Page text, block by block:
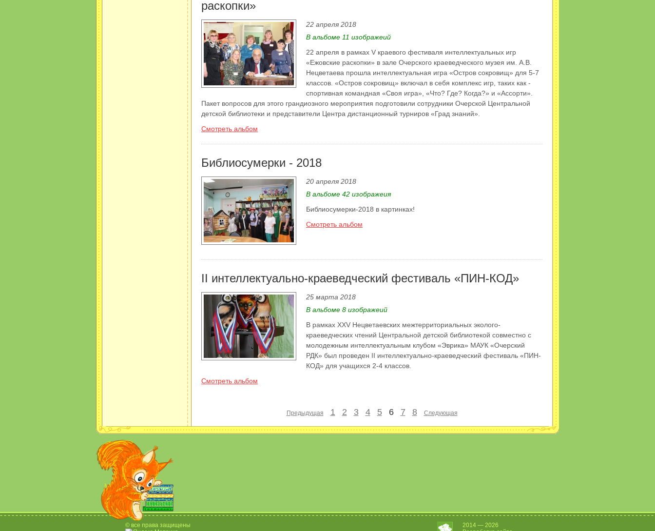
раскопки»
22 апреля 2018
В альбоме 11 изображеий
22 апреля в рамках V краевого фестиваля интеллектуальных игр
«Ежовские раскопки» в зале Очерского краеведческого музея им. А.В.
Нецветаева прошла интеллектуальная игра «Остров сокровищ» для 5-7
классов. «Остров сокровищ» включал в себя комплекс игр, таких как -
спортивная командная «Своя игра», «Что? Где? Когда?» и «Ассорти».
Пакет вопросов для этого грандиозного мероприятия подготовили сотрудники Очерской Центральной
детской библиотеки и представители Центра дистанционный турниров «Град знаний».
Смотреть альбом
Библиосумерки - 2018
20 апреля 2018
В альбоме 42 изображеия
Библиосумерки-2018 в картинках!
Смотреть альбом
II интеллектуально-краеведческий фестиваль «ПИН-КОД»
25 марта 2018
В альбоме 8 изображеий
В рамках XXV Нецветаевских межтерриториальных эколого-
краеведческих чтений Центральной детской библиотекой совместно с
молодежным интеллектуальным клубом «Эврика» МАУК «Очерский
РДК» был проведен II интеллектуально-краеведческий фестиваль «ПИН-
КОД» для учащихся 2-4 классов.
Смотреть альбом
Предыдущая 1 2 3 4 5 6 7 8 Следующая
© все права защищены
2014 — 2026